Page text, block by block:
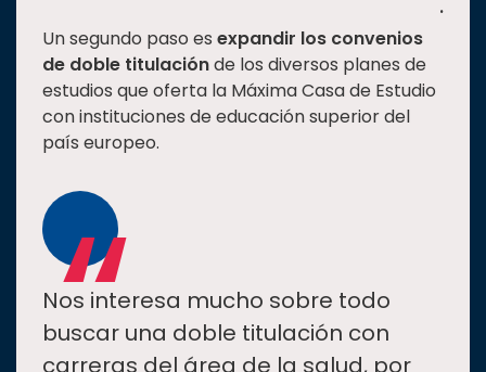
.
Un segundo paso es expandir los convenios
de doble titulaciónde los diversos planes de
estudios que oferta la Máxima Casa de Estudio
con instituciones de educación superior del
país europeo.
“
Nos interesa mucho sobre todo
buscar una doble titulación con
carreras del área de la salud, por